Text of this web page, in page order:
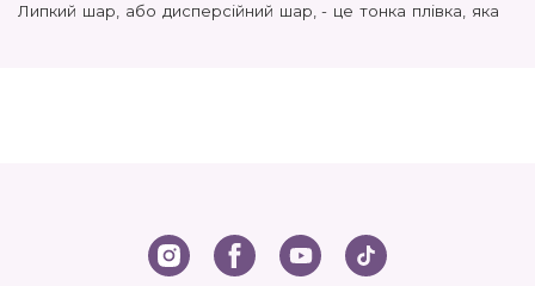
Липкий шар, або дисперсійний шар, - це тонка плівка, яка
робить покриття більш міцним та довговічним.
Захищає від відколів та відшарування. Завдяки липкому